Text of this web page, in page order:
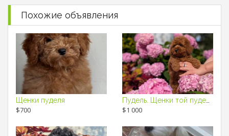
Похожие объявления
Щенки пуделя
$700 $1 000